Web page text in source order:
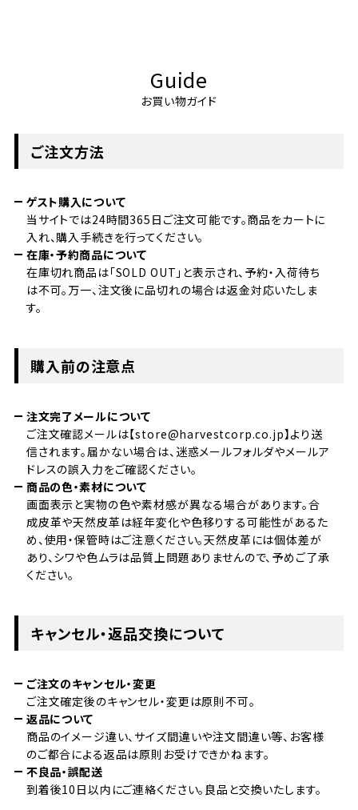
Guide
お買い物ガイド
ご注文方法
ゲスト購入について
当サイトでは24時間365日ご注文可能です。商品をカートに
入れ、購入手続きを行ってください。
在庫・予約商品について
在庫切れ商品は「SOLD OUT」と表示され、予約・入荷待ち
は不可。万一、注文後に品切れの場合は返金対応いたしま
す。
購入前の注意点
注文完了メールについて
ご注文確認メールは【store@harvestcorp.co.jp】より送
信されます。届かない場合は、迷惑メールフォルダやメールア
ドレスの誤入力をご確認ください。
商品の色・素材について
画面表示と実物の色や素材感が異なる場合があります。合
成皮革や天然皮革は経年変化や色移りする可能性があるた
め、使用・保管時はご注意ください。天然皮革には個体差が
あり、シワや色ムラは品質上問題ありませんので、予めご了承
ください。
キャンセル・返品交換について
ご注文のキャンセル・変更
ご注文確定後のキャンセル・変更は原則不可。
返品について
商品のイメージ違い、サイズ間違いや注文間違い等、お客様
のご都合による返品は原則お受けできかねます。
不良品・誤配送
到着後10日以内にご連絡ください。良品と交換いたします。